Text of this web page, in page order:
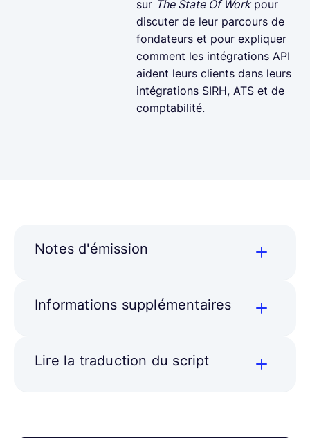
sur The State Of Workpour
discuter de leur parcours de
fondateurs et pour expliquer
comment les intégrations API
aident leurs clients dans leurs
intégrations SIRH, ATS et de
comptabilité.
Notes d'émission
Informations supplémentaires
Lire la traduction du script